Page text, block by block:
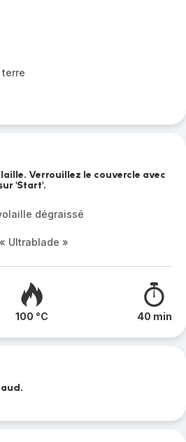
terre
Verrouillez le couvercle avec
'Start'.
dégraissé
Ultrablade »
100 °C 40 min